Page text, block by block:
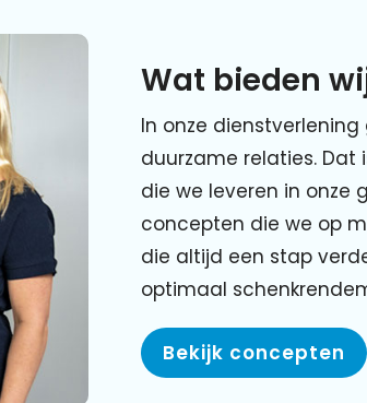
Wat bieden
In onze
duurzame relaties.
die we leveren in onze
concepten die we op
die altijd een stap
optimaal
Bekijk concepten